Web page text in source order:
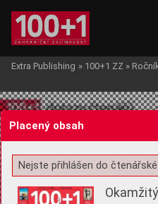
Žádost o souhlas s
Extra Publishing » 100+1 ZZ »
Placený obsah
Nejste přihlášen do